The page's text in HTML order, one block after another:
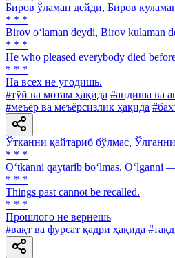
Биров ўламан дейди, Биров
* * *
Birov o‘laman deydi, Birov kulaman
* * *
He who pleased everybody died
* * *
На всех не угодишь.
#тўй ва мотам ҳақида #андиша ва
#меъёр ва меъёрсизлик ҳақида
Ўтканни қайтариб бўлмас,
* * *
O‘tkanni qaytarib bo‘lmas, O‘lganni
* * *
Things past cannot be recalled.
* * *
Прошлого не вернешь
#вақт ва фурсат қадри ҳақида